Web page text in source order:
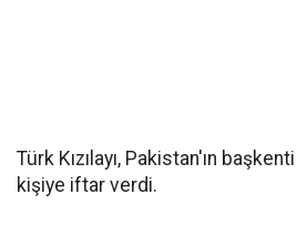
Türk Kızılayı, Pakistan'ın
kişiye iftar verdi.